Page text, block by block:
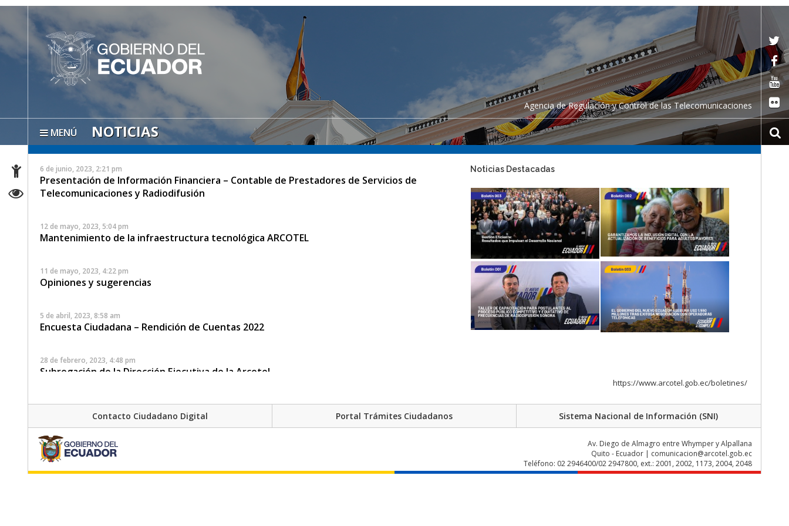
Agencia de Regulación y Control de las Telecomunicaciones
MENÚ NOTICIAS
6 de junio, 2023, 2:21 pm
Presentación de Información Financiera – Contable de Prestadores de Servicios de
Telecomunicaciones y Radiodifusión
12 de mayo, 2023, 5:04 pm
Mantenimiento de la infraestructura tecnológica ARCOTEL
11 de mayo, 2023, 4:22 pm
Opiniones y sugerencias
5 de abril, 2023, 8:58 am
Encuesta Ciudadana – Rendición de Cuentas 2022
28 de febrero, 2023, 4:48 pm
Subrogación de la Dirección Ejecutiva de la Arcotel
11 de enero, 2023, 9:22 am
Actualización de formatos de presentación de planes de contingencia por parte de las
prestadoras y/o concesionarios de servicios del Régimen General de Telecomunicaciones
30 de diciembre, 2022, 10:49 am
Circular para las personas jurídicas concesionarias de medios de comunicación de tipo
Noticias Destacadas
https://www.arcotel.gob.ec/boletines/
Contacto Ciudadano Digital Portal Trámites Ciudadanos Sistema Nacional de Información (SNI)
Av. Diego de Almagro entre Whymper y Alpallana
Quito - Ecuador | comunicacion@arcotel.gob.ec
Teléfono: 02 2946400/02 2947800, ext.: 2001, 2002, 1173, 2004, 2048